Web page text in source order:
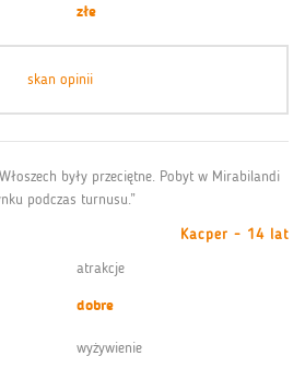
złe
skan opinii
były przeciętne. Pobyt w Mirabilandi
podczas turnusu.”
Kacper - 14 lat
atrakcje
dobre
wyżywienie